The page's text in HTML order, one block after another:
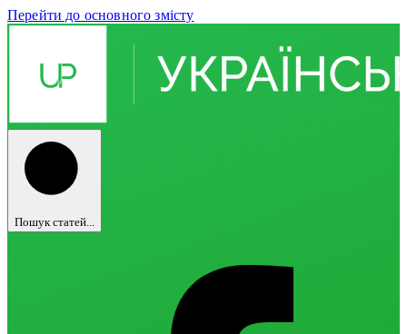
Перейти до основного змісту
Пошук статей...